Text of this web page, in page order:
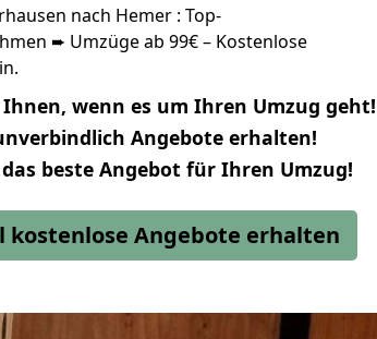
nach Hemer : Top-
➨ Umzüge ab 99€ – Kostenlose
wenn es um Ihren Umzug geht!
Angebote erhalten!
das beste Angebot für Ihren Umzug!
kostenlose Angebote erhalten